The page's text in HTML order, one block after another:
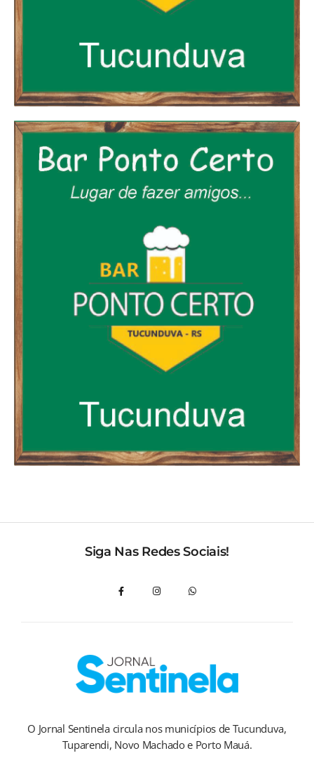
Siga Nas Redes Sociais!
O Jornal Sentinela circula nos municípios de Tucunduva,
Tuparendi, Novo Machado e Porto Mauá.